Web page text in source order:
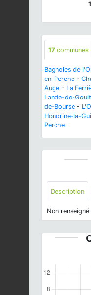
17 communes
Bagnoles de
en-Perche -
Auge - La
Lande-de-Goult
de-Bourse -
Honorine-la-
Perche
Description
Non